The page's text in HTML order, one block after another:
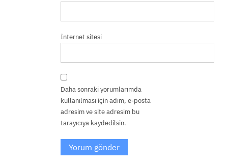
İnternet sitesi
Daha sonraki yorumlarımda
kullanılması için adım, e-posta
adresim ve site adresim bu
tarayıcıya kaydedilsin.